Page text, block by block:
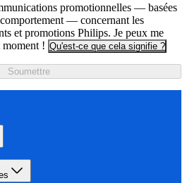
promotionnelles — basées
— concernant les
et promotions Philips. Je peux me
moment ! Qu'est-ce que cela signifie ?
Soumettre